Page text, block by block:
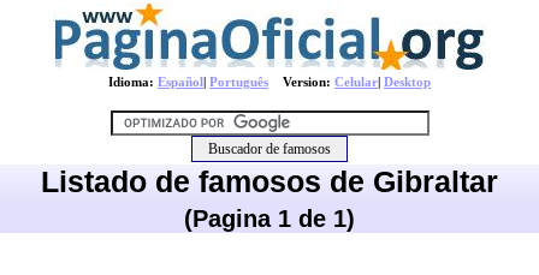
Idioma: Español| Português Version: Celular| Desktop
Listado de famosos de Gibraltar
(Pagina 1 de 1)